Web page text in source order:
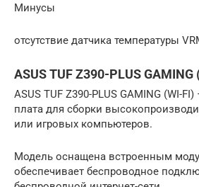
Минусы
отсутствие датчика температуры
ASUS TUF Z390-PLUS GAMING
ASUS TUF Z390-PLUS GAMING (WI-
плата для сборки
или игровых компьютеров.
Модель оснащена встроенным
обеспечивает беспроводное